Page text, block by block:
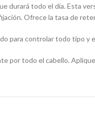
durará todo el día. Esta
Ofrece la tasa de
para controlar todo tipo y
por todo el cabello.